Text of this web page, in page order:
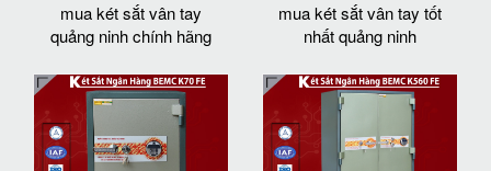
mua két sắt vân tay
quảng ninh chính hãng
mua két sắt vân tay tốt
nhất quảng ninh